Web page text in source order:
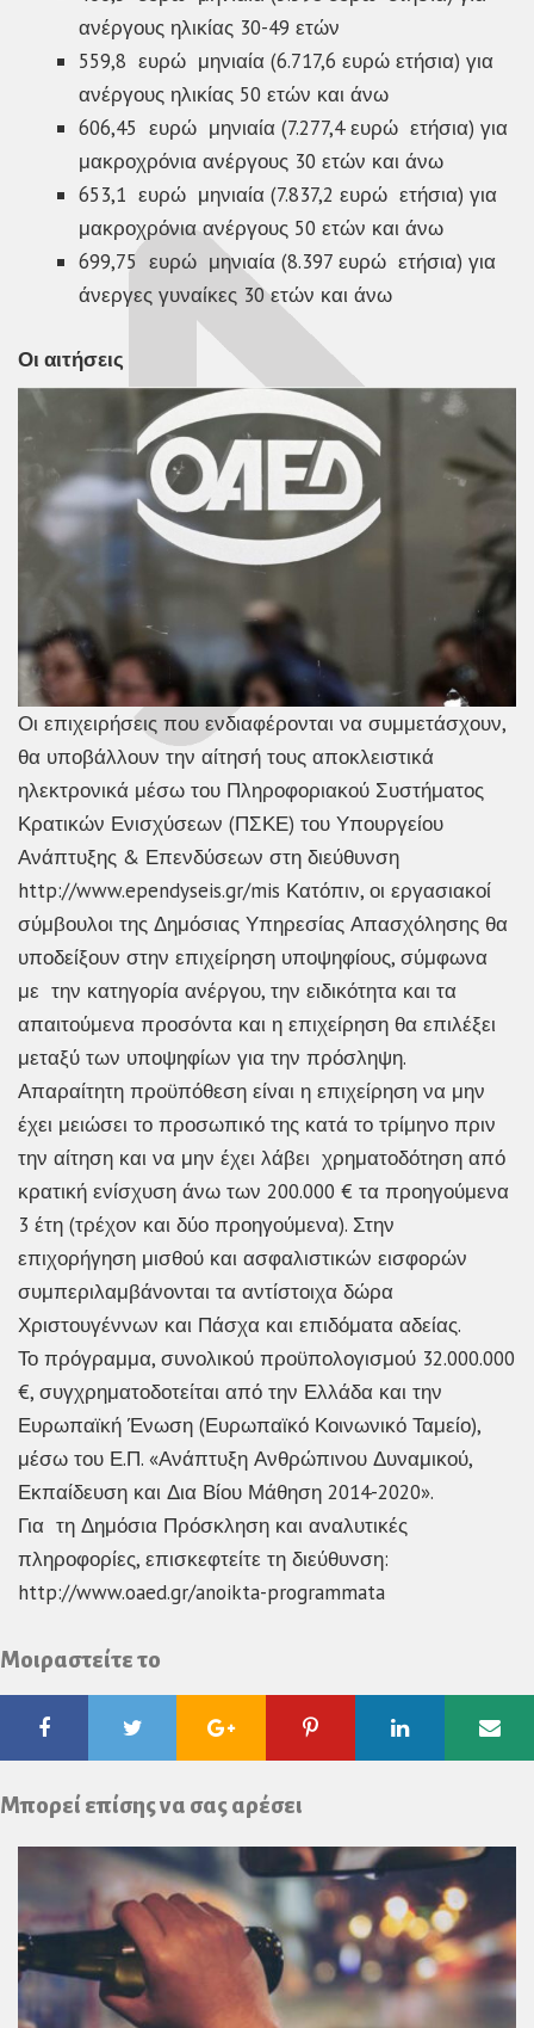
ανέργους ηλικίας 30-49 ετών
559,8 ευρώ μηνιαία (6.717,6 ευρώ ετήσια) για
ανέργους ηλικίας 50 ετών και άνω
606,45 ευρώ μηνιαία (7.277,4 ευρώ ετήσια) για
μακροχρόνια ανέργους 30 ετών και άνω
653,1 ευρώ μηνιαία (7.837,2 ευρώ ετήσια) για
μακροχρόνια ανέργους 50 ετών και άνω
699,75 ευρώ μηνιαία (8.397 ευρώ ετήσια) για
άνεργες γυναίκες 30 ετών και άνω
Οι αιτήσεις
Οι επιχειρήσεις που ενδιαφέρονται να συμμετάσχουν,
θα υποβάλλουν την αίτησή τους αποκλειστικά
ηλεκτρονικά μέσω του Πληροφοριακού Συστήματος
Κρατικών Ενισχύσεων (ΠΣΚΕ) του Υπουργείου
Ανάπτυξης & Επενδύσεων στη διεύθυνση
http://www.ependyseis.gr/mis Κατόπιν, οι εργασιακοί
σύμβουλοι της Δημόσιας Υπηρεσίας Απασχόλησης θα
υποδείξουν στην επιχείρηση υποψηφίους, σύμφωνα
με την κατηγορία ανέργου, την ειδικότητα και τα
απαιτούμενα προσόντα και η επιχείρηση θα επιλέξει
μεταξύ των υποψηφίων για την πρόσληψη.
Απαραίτητη προϋπόθεση είναι η επιχείρηση να μην
έχει μειώσει το προσωπικό της κατά το τρίμηνο πριν
την αίτηση και να μην έχει λάβει χρηματοδότηση από
κρατική ενίσχυση άνω των 200.000 € τα προηγούμενα
3 έτη (τρέχον και δύο προηγούμενα). Στην
επιχορήγηση μισθού και ασφαλιστικών εισφορών
συμπεριλαμβάνονται τα αντίστοιχα δώρα
Χριστουγέννων και Πάσχα και επιδόματα αδείας.
Το πρόγραμμα, συνολικού προϋπολογισμού 32.000.000
€, συγχρηματοδοτείται από την Ελλάδα και την
Ευρωπαϊκή Ένωση (Ευρωπαϊκό Κοινωνικό Ταμείο),
μέσω του Ε.Π. «Ανάπτυξη Ανθρώπινου Δυναμικού,
Εκπαίδευση και Δια Βίου Μάθηση 2014-2020».
Για τη Δημόσια Πρόσκληση και αναλυτικές
πληροφορίες, επισκεφτείτε τη διεύθυνση:
http://www.oaed.gr/anoikta-programmata
Μοιραστείτε το
FacebookTwitter Google
Plus
Pinterest Linkedin
Μπορεί επίσης να σας αρέσει